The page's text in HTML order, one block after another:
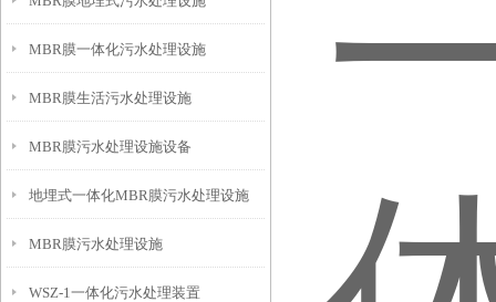
MBR膜一体化污水处理设施
MBR膜生活污水处理设施
MBR膜污水处理设施设备
地埋式一体化MBR膜污水处理设施
MBR膜污水处理设施
WSZ-1一体化污水处理装置